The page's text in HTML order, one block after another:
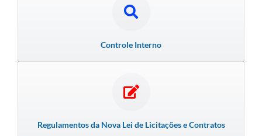
Controle Interno
Regulamentos da Nova Lei de Licitações e Contratos